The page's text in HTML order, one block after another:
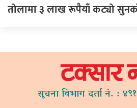
तोलामा ३ लाख रूपैयाँ कट्यो
सूचना विभाग दर्ता नं. :